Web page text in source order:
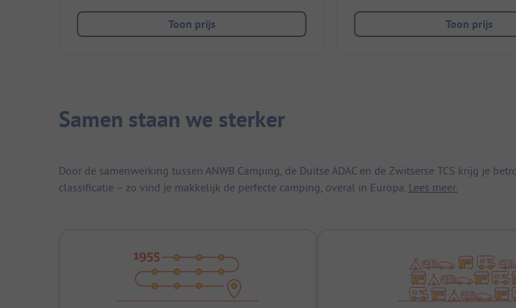
Toon prijs Toon prijs
Samen staan we sterker
Door de samenwerking tussen ANWB Camping, de Duitse ADAC en de Zwitserse TCS krijg je
classificatie – zo vind je makkelijk de perfecte camping, overal in Europa. Lees meer.